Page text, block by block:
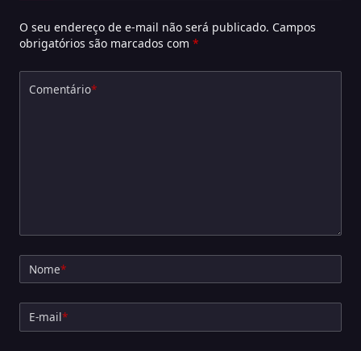
O seu endereço de e-mail não será publicado. Campos
obrigatórios são marcados com *
Comentário*
Nome*
E-mail*